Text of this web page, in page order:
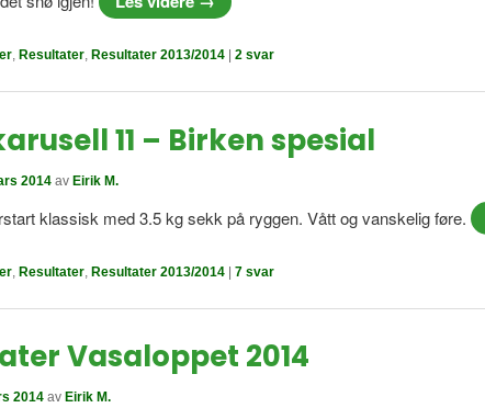
, Resultater, Resultater 2013/2014 2 svar
11 – Birken spesial
2014 av Eirik M.
klassisk med 3.5 kg sekk på ryggen. Vått og vanskelig føre.
Resultater Resultater 2013/2014 | 7 svar
Vasaloppet 2014
2014 av Eirik M.